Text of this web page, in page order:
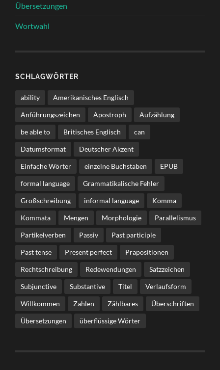
Übersetzungen
Wortwahl
SCHLAGWÖRTER
ability Amerikanisches Englisch
Anführungszeichen Apostroph Aufzählung
be able to Britisches Englisch can
Datumsformat Deutscher Akzent
Einfache Wörter einzelne Buchstaben EPUB
formal language Grammatikalische Fehler
Großschreibung informal language Komma
Kommata Mengen Morphologie Parallelismus
Partikelverben Passiv Past participle
Past tense Present perfect Präpositionen
Rechtschreibung Redewendungen Satzzeichen
Subjunctive Substantive Titel Verlaufsform
Willkommen Zahlen Zählbares Überschriften
Übersetzungen überflüssige Wörter